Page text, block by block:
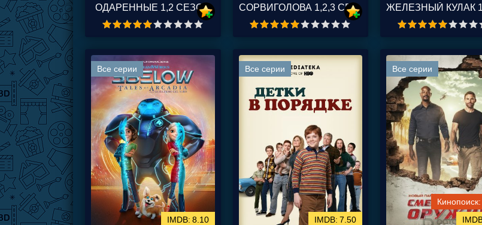
ОДАРЕННЫЕ 1,2 СЕЗОН СОРВИГОЛОВА 1,2,3 СЕЗОН
Все серии
8.10
Все серии
7.50
Все серии